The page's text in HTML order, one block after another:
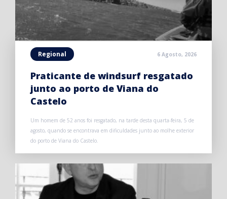
Regional 6 Agosto, 2026
Praticante de windsurf resgatado
junto ao porto de Viana do
Castelo
Um homem de 52 anos foi resgatado, na tarde desta quarta-feira, 5 de
agosto, quando se encontrava em dificuldades junto ao molhe exterior
do porto de Viana do Castelo.